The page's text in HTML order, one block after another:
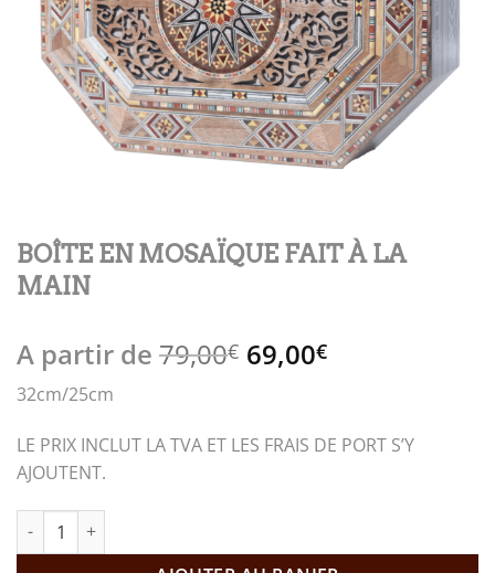
BOÎTE EN MOSAÏQUE FAIT À LA
MAIN
A partir de 79,00€ Le
prix
était :
79,00€.
69,00€Le
est :
69,00€.
32cm/25cm
LE PRIX INCLUT LA TVA ET LES FRAIS DE PORT S’Y
AJOUTENT.
quantité de BOÎTE EN MOSAÏQUE FAIT À LA MAIN